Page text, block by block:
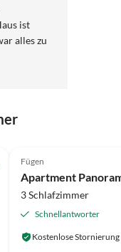
ist
alles zu
sofort
Urlaub
Fügen
Apartment
3 Schlafzimmer
Schnellantworter
Kostenlose Stornierung